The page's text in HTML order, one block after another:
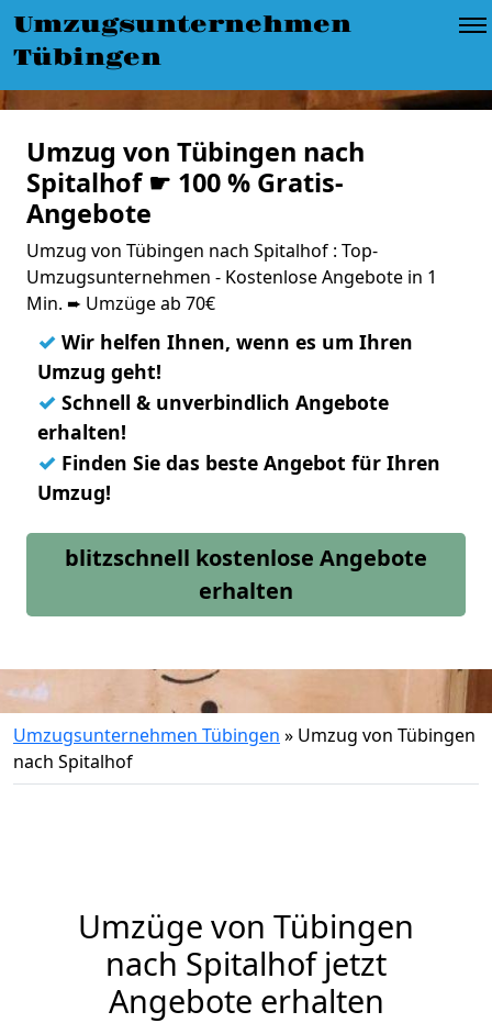
Umzugsunternehmen
Tübingen
Umzug von Tübingen nach
Spitalhof ☛ 100 % Gratis-
Angebote
Umzug von Tübingen nach Spitalhof : Top-
Umzugsunternehmen - Kostenlose Angebote in 1
Min. ➨ Umzüge ab 70€
✓ Wir helfen Ihnen, wenn es um Ihren
Umzug geht!
✓ Schnell & unverbindlich Angebote
erhalten!
✓ Finden Sie das beste Angebot für Ihren
Umzug!
blitzschnell kostenlose Angebote
erhalten
Umzugsunternehmen Tübingen » Umzug von Tübingen
nach Spitalhof
Umzüge von Tübingen
nach Spitalhof jetzt
Angebote erhalten